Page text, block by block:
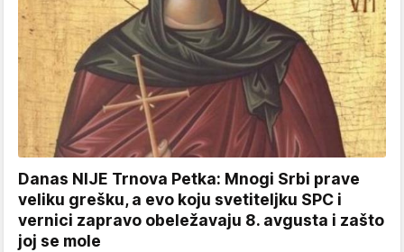
Danas NIJE Trnova Petka: Mnogi Srbi prave
veliku grešku, a evo koju svetiteljku SPC i
vernici zapravo obeležavaju 8. avgusta i zašto
joj se mole